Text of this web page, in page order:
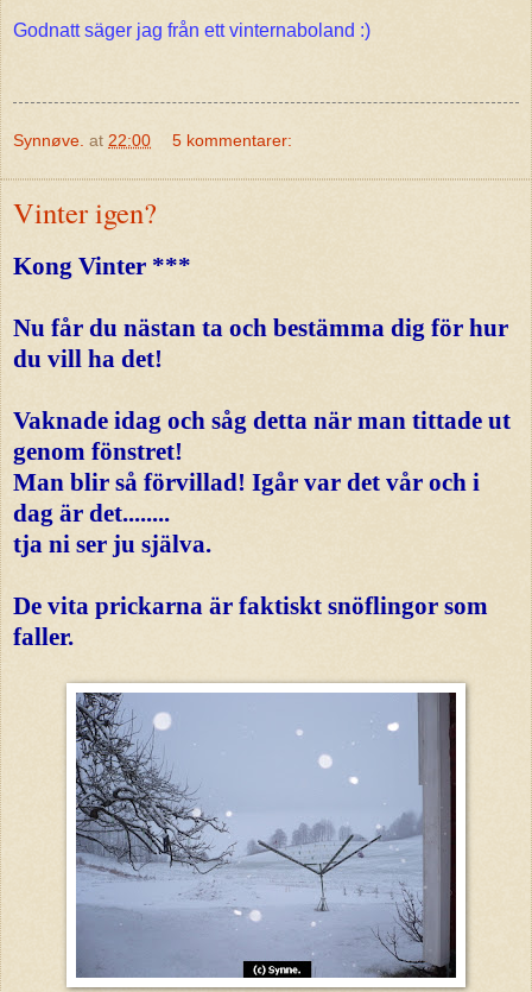
Godnatt säger jag från ett vinternaboland :)
Synnøve. at 22:00 5 kommentarer:
Vinter igen?
Kong Vinter ***
Nu får du nästan ta och bestämma dig för hur
du vill ha det!
Vaknade idag och såg detta när man tittade ut
genom fönstret!
Man blir så förvillad! Igår var det vår och i
dag är det........
tja ni ser ju själva.
De vita prickarna är faktiskt snöflingor som
faller.